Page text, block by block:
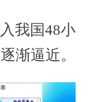
我国48小
渐逼近。